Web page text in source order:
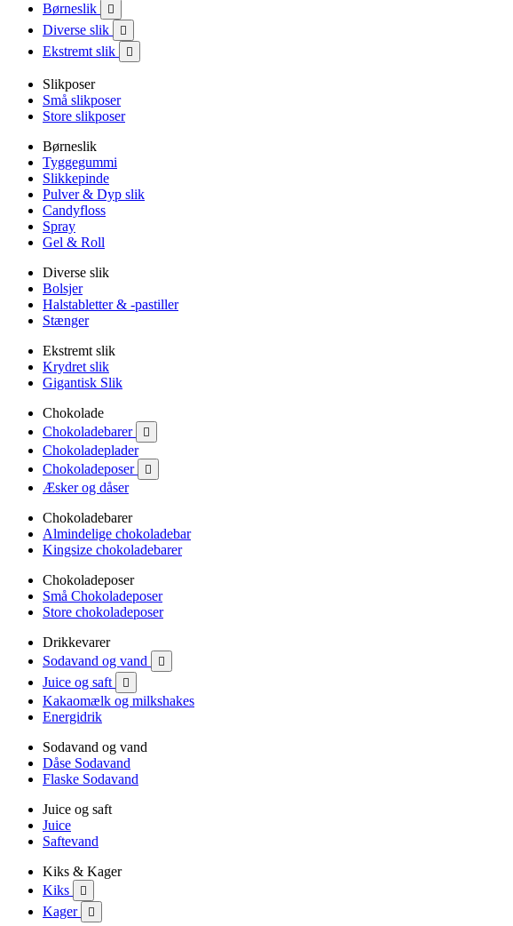
Børneslik 
Diverse slik 
Ekstremt slik 
Slikposer
Små slikposer
Store slikposer
Børneslik
Tyggegummi
Slikkepinde
Pulver & Dyp slik
Candyfloss
Spray
Gel & Roll
Diverse slik
Bolsjer
Halstabletter & -pastiller
Stænger
Ekstremt slik
Krydret slik
Gigantisk Slik
Chokolade
Chokoladebarer

Chokoladeplader
Chokoladeposer

Æsker og dåser
Chokoladebarer
Almindelige chokoladebar
Kingsize chokoladebarer
Chokoladeposer
Små Chokoladeposer
Store chokoladeposer
Drikkevarer
Sodavand og vand

Juice og saft 
Kakaomælk og milkshakes
Energidrik
Sodavand og vand
Dåse Sodavand
Flaske Sodavand
Juice og saft
Juice
Saftevand
Kiks & Kager
Kiks

Kager 